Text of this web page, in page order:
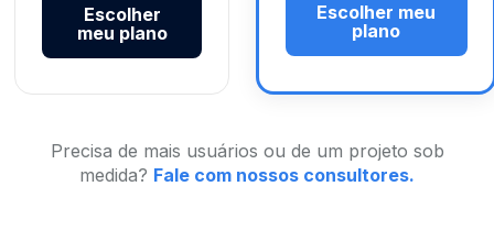
Escolher
meu plano
Escolher meu
plano
Precisa de mais usuários ou de um projeto sob
medida? Fale com nossos consultores.